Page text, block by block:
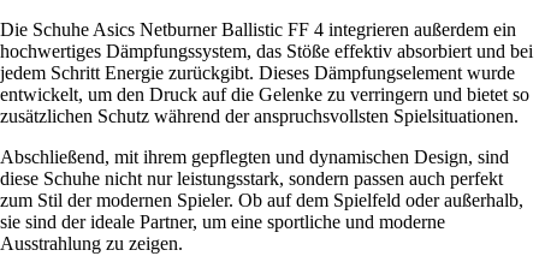
Die Schuhe Asics Netburner Ballistic FF 4 integrieren außerdem ein
hochwertiges Dämpfungssystem, das Stöße effektiv absorbiert und bei
jedem Schritt Energie zurückgibt. Dieses Dämpfungselement wurde
entwickelt, um den Druck auf die Gelenke zu verringern und bietet so
zusätzlichen Schutz während der anspruchsvollsten Spielsituationen.
Abschließend, mit ihrem gepflegten und dynamischen Design, sind
diese Schuhe nicht nur leistungsstark, sondern passen auch perfekt
zum Stil der modernen Spieler. Ob auf dem Spielfeld oder außerhalb,
sie sind der ideale Partner, um eine sportliche und moderne
Ausstrahlung zu zeigen.